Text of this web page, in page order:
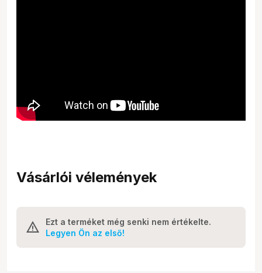
Vásárlói vélemények
Ezt a terméket még senki nem értékelte.
Legyen Ön az első!